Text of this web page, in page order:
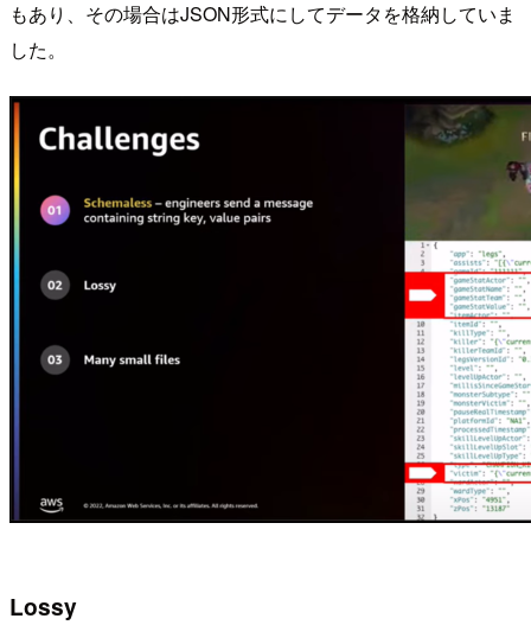
もあり、その場合はJSON形式にしてデータを格納していま
した。
Lossy